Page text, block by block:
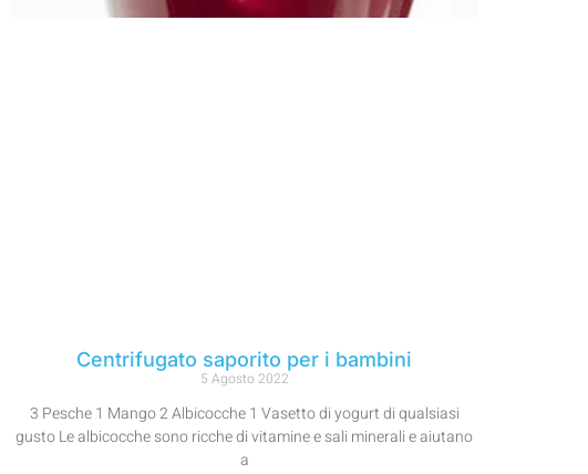
Centrifugato saporito per i bambini
5 Agosto 2022
3 Pesche 1 Mango 2 Albicocche 1 Vasetto di yogurt di qualsiasi
gusto Le albicocche sono ricche di vitamine e sali minerali e aiutano
a